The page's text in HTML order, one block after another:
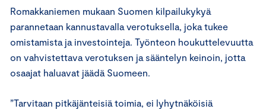
Romakkaniemen mukaan Suomen kilpailukykyä
parannetaan kannustavalla verotuksella, joka tukee
omistamista ja investointeja. Työnteon houkuttelevuutta
on vahvistettava verotuksen ja sääntelyn keinoin, jotta
osaajat haluavat jäädä Suomeen.
”Tarvitaan pitkäjänteisiä toimia, ei lyhytnäköisiä